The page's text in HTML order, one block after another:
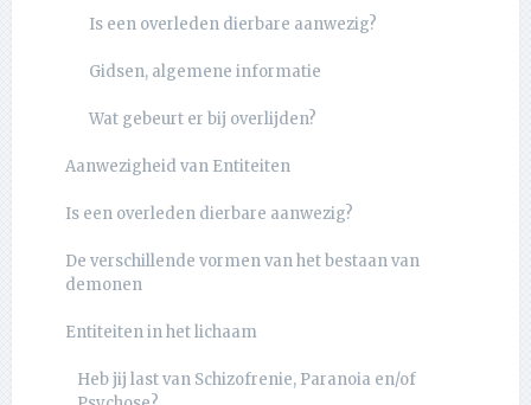
Is een overleden dierbare aanwezig?
Gidsen, algemene informatie
Wat gebeurt er bij overlijden?
Aanwezigheid van Entiteiten
Is een overleden dierbare aanwezig?
De verschillende vormen van het bestaan van
demonen
Entiteiten in het lichaam
Heb jij last van Schizofrenie, Paranoia en/of